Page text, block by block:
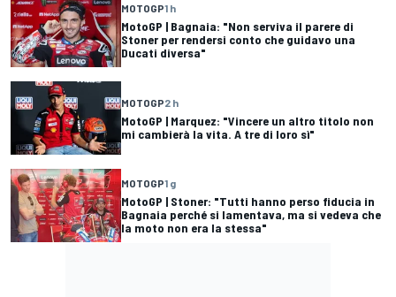
MOTOGP1 h
MotoGP | Bagnaia: "Non serviva il parere di
Stoner per rendersi conto che guidavo una
Ducati diversa"
MOTOGP2 h
MotoGP | Marquez: "Vincere un altro titolo non
mi cambierà la vita. A tre di loro sì"
MOTOGP1 g
MotoGP | Stoner: "Tutti hanno perso fiducia in
Bagnaia perché si lamentava, ma si vedeva che
la moto non era la stessa"